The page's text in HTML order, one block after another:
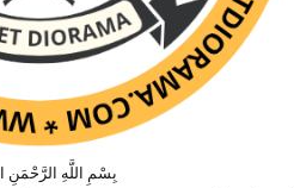
بِسْمِ اللَّهِ الرَّحْمَنِ